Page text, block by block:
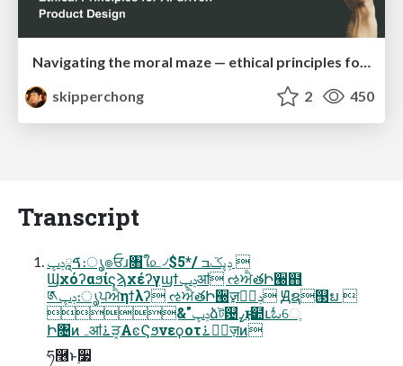
skipperchong
2 450
Transcript
ࠃཱݚڀ։ൃ๏ਓɹ৘ใ௨৴ݚڀػߏ /*$5 
Ϣχόʔαϧίϛϡχέʔγϣϯݚڀॴ ઌਐతԻ੠຋
༁ݚڀ։ൃਪਐηϯλʔ ઌਐతԻ੠ٕज़ݚڀࣨ Ԭຊ୓ຏ 
&"ݚڀձট଴ߨԋˏ๺ւಓେֶ
Ի৔ͷہॴ࠶ੜ͓ΑͼϚϧνεϙοτ࠶ੜٕज़ͷ
ཧ࿦ͱ࣮૷